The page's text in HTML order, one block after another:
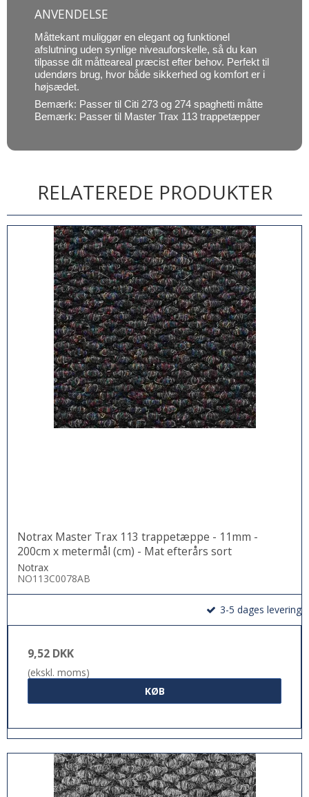
ANVENDELSE
Måttekant muliggør en elegant og funktionel
afslutning uden synlige niveauforskelle, så du kan
tilpasse dit måtteareal præcist efter behov. Perfekt til
udendørs brug, hvor både sikkerhed og komfort er i
højsædet.
Bemærk: Passer til Citi 273 og 274 spaghetti måtte
Bemærk: Passer til Master Trax 113 trappetæpper
RELATEREDE PRODUKTER
Notrax Master Trax 113 trappetæppe - 11mm -
200cm x metermål (cm) - Mat efterårs sort
Notrax
NO113C0078AB
3-5 dages levering
9,52 DKK
(ekskl. moms)
KØB